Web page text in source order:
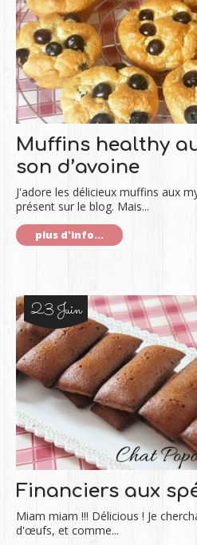
Muffins healthy
son d’avoine
J'adore les délicieux muffins aux
présent sur le blog. Mais...
plus d'info...
23 Juin
Financiers aux
Miam miam !!! Délicious ! Je
d'œufs, et comme...